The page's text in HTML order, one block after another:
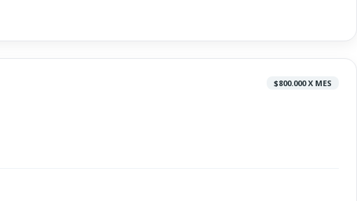
$800.000 X MES